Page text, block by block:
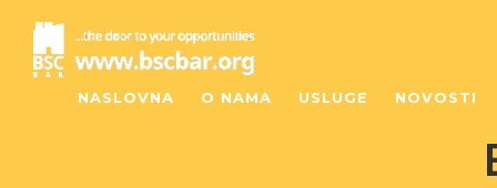
NASLOVNA O NAMA USLUGE NOVOSTI